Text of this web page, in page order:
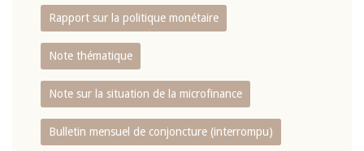
Rapport sur la politique monétaire
Note thématique
Note sur la situation de la microfinance
Bulletin mensuel de conjoncture (interrompu)